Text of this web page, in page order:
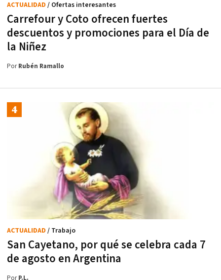
Carrefour y Coto ofrecen fuertes
descuentos y promociones para el Día de
la Niñez
ACTUALIDAD / Ofertas interesantes
PorRubén Ramallo
San Cayetano, por qué se celebra cada 7
de agosto en Argentina
ACTUALIDAD / Trabajo
PorP.L.